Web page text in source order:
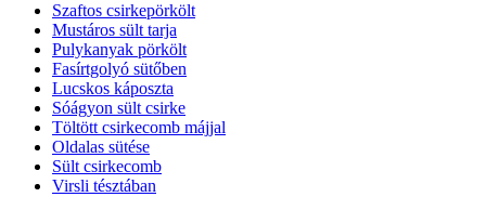
Szaftos csirkepörkölt
Mustáros sült tarja
Pulykanyak pörkölt
Fasírtgolyó sütőben
Lucskos káposzta
Sóágyon sült csirke
Töltött csirkecomb májjal
Oldalas sütése
Sült csirkecomb
Virsli tésztában